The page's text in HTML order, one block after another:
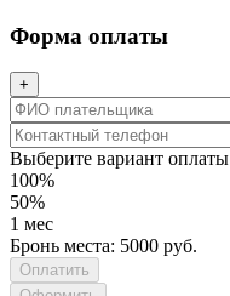
Форма оплаты
+
Выберите вариант оплаты
100%
50%
1 мес
Бронь места: 5000 руб.